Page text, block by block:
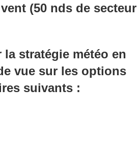
(50 nds de secteur
stratégie météo en
vue sur les options
suivants :